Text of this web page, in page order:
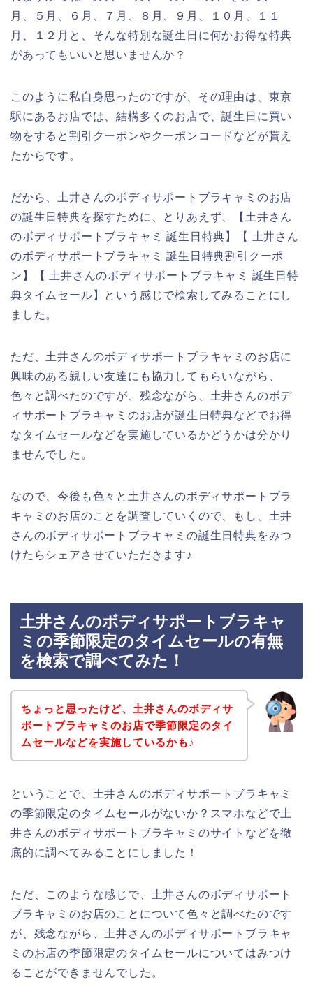
月、５月、６月、７月、８月、９月、１０月、１１
月、１２月と、そんな特別な誕生日に何かお得な特典
があってもいいと思いませんか？
このように私自身思ったのですが、その理由は、東京
駅にあるお店では、結構多くのお店で、誕生日に買い
物をすると割引クーポンやクーポンコードなどが貰え
たからです。
だから、土井さんのボディサポートブラキャミのお店
の誕生日特典を探すために、とりあえず、【土井さん
のボディサポートブラキャミ 誕生日特典】【 土井さん
のボディサポートブラキャミ 誕生日特典割引クーポ
ン】【 土井さんのボディサポートブラキャミ 誕生日特
典タイムセール】という感じで検索してみることにし
ました。
ただ、土井さんのボディサポートブラキャミのお店に
興味のある親しい友達にも協力してもらいながら、
色々と調べたのですが、残念ながら、土井さんのボデ
ィサポートブラキャミのお店が誕生日特典などでお得
なタイムセールなどを実施しているかどうかは分かり
ませんでした。
なので、今後も色々と土井さんのボディサポートブラ
キャミのお店のことを調査していくので、もし、土井
さんのボディサポートブラキャミの誕生日特典をみつ
けたらシェアさせていただきます♪
土井さんのボディサポートブラキャ
ミの季節限定のタイムセールの有無
を検索で調べてみた！
ちょっと思ったけど、土井さんのボディサ
ポートブラキャミのお店で季節限定のタイ
ムセールなどを実施しているかも♪
ということで、土井さんのボディサポートブラキャミ
の季節限定のタイムセールがないか？スマホなどで土
井さんのボディサポートブラキャミのサイトなどを徹
底的に調べてみることにしました！
ただ、このような感じで、土井さんのボディサポート
ブラキャミのお店のことについて色々と調べたのです
が、残念ながら、土井さんのボディサポートブラキャ
ミのお店の季節限定のタイムセールについてはみつけ
ることができませんでした。